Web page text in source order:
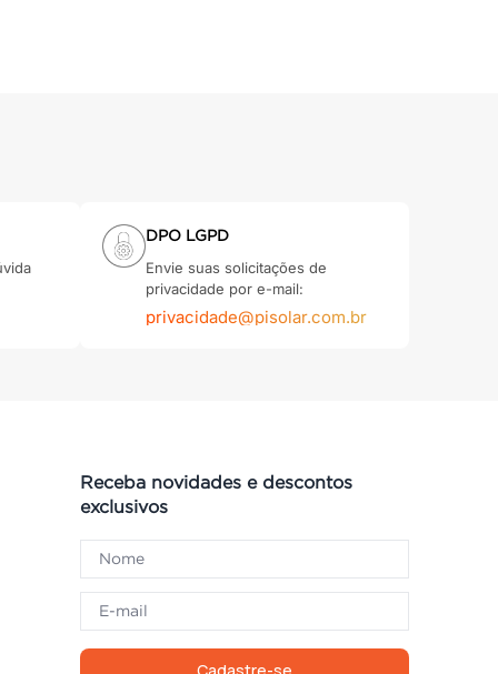
DPO LGPD
Envie suas solicitações de
privacidade por e-mail:
privacidade@pisolar.com.br
Receba novidades e descontos
exclusivos
Cadastre-se